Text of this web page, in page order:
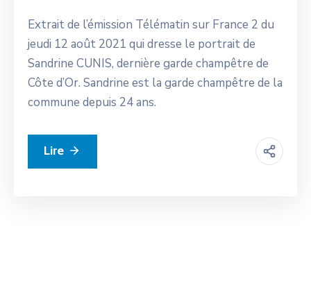
Extrait de l’émission Télématin sur France 2 du
jeudi 12 août 2021 qui dresse le portrait de
Sandrine CUNIS, dernière garde champêtre de
Côte d’Or. Sandrine est la garde champêtre de la
commune depuis 24 ans.
Lire